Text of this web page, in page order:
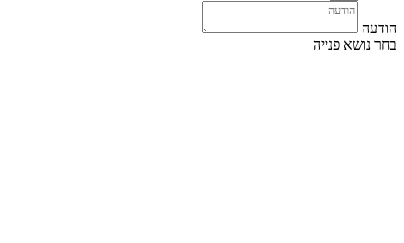
הודעה
בחר נושא פנייה